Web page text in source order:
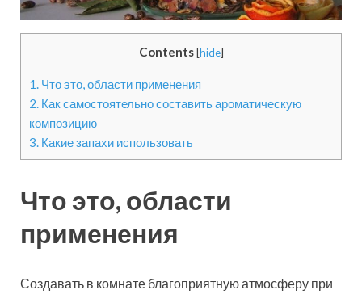
Contents [hide]
1. Что это, области применения
2. Как самостоятельно составить ароматическую
композицию
3. Какие запахи использовать
Что это, области
применения
Создавать в комнате благоприятную атмосферу при